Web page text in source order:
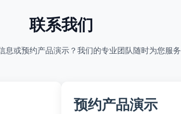
联系我们
息或预约产品演示？我们的专业团队随时为您服务
预约产品演示